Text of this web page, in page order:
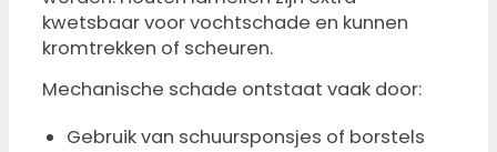
kwetsbaar voor vochtschade en kunnen
kromtrekken of scheuren.
Mechanische schade ontstaat vaak door:
Gebruik van schuursponsjes of borstels